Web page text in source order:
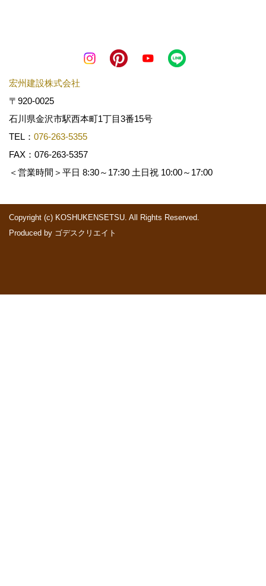
宏州建設株式会社
〒920-0025
石川県金沢市駅西本町1丁目3番15号
TEL： 076-263-5355
FAX：076-263-5357
＜営業時間＞平日 8:30～17:30 土日祝 10:00～17:00
Copyright (c) KOSHUKENSETSU. All Rights Reserved.
Produced by ゴデスクリエイト